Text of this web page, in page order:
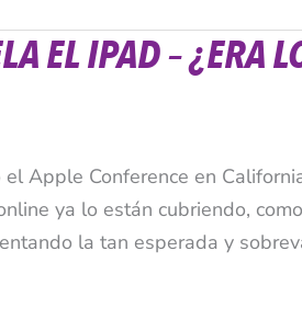
EL IPAD – ¿ERA
Apple Conference en
ya lo están cubriendo,
la tan esperada y